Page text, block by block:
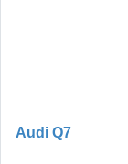
Audi Q7